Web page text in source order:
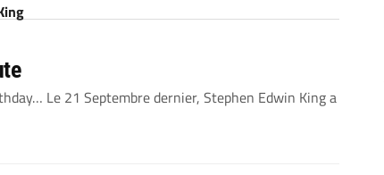
Le 21 Septembre dernier, Stephen Edwin King a